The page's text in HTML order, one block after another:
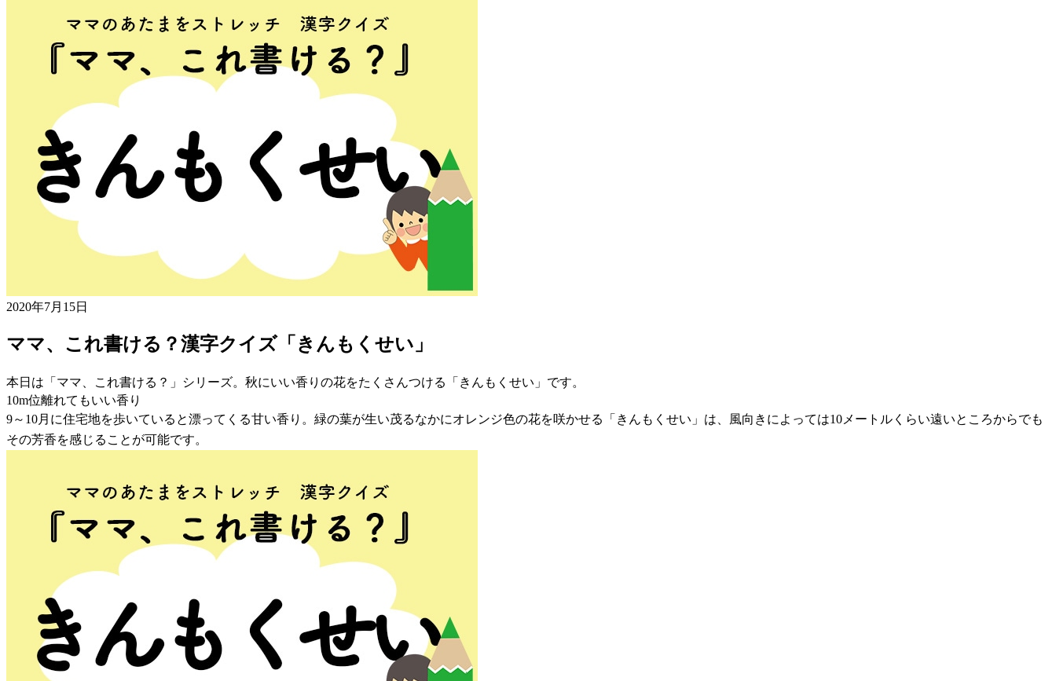
2020年7月15日
ママ、これ書ける？漢字クイズ「きんもくせい」
本日は「ママ、これ書ける？」シリーズ。秋にいい香りの花をたくさんつける「きんもくせい」です。
10m位離れてもいい香り
9～10月に住宅地を歩いていると漂ってくる甘い香り。緑の葉が生い茂るなかにオレンジ色の花を咲かせる「きんもくせい」は、風向きによっては10メートルくらい遠いところからでも
その芳香を感じることが可能です。